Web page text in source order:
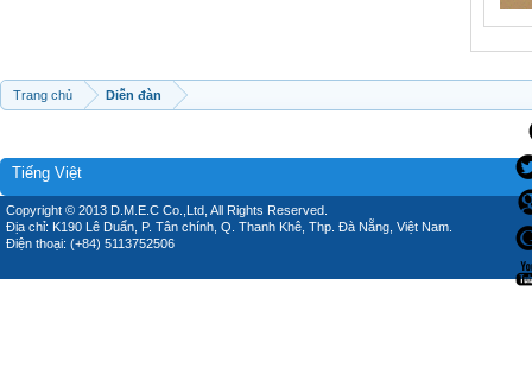
Trang chủ Diễn đàn
Tiếng Việt
Copyright © 2013 D.M.E.C Co.,Ltd, All Rights Reserved.
Địa chỉ: K190 Lê Duẩn, P. Tân chính, Q. Thanh Khê, Thp. Đà Nẵng, Việt Nam.
Điện thoại: (+84) 5113752506